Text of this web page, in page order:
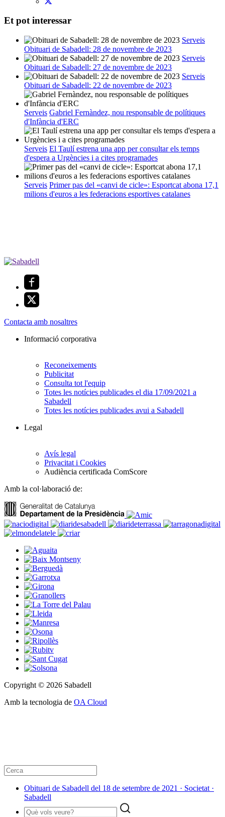
Et pot interessar
Serveis
Obituari de Sabadell: 28 de novembre de 2023
Serveis
Obituari de Sabadell: 27 de novembre de 2023
Serveis
Obituari de Sabadell: 22 de novembre de 2023
Serveis Gabriel Fernàndez, nou responsable de polítiques
d'Infància d'ERC
Serveis El Taulí estrena una app per consultar els temps
d'espera a Urgències i a cites programades
Serveis Primer pas del «canvi de cicle»: Esportcat abona 17,1
milions d'euros a les federacions esportives catalanes
Contacta amb nosaltres
Informació corporativa
Reconeixements
Publicitat
Consulta tot l'equip
Totes les notícies publicades el dia 17/09/2021 a
Sabadell
Totes les notícies publicades avui a Sabadell
Legal
Avís legal
Privacitat i Cookies
Audiència certificada ComScore
Amb la col·laboració de:
Copyright © 2026 Sabadell
Amb la tecnologia de OA Cloud
Obituari de Sabadell del 18 de setembre de 2021 · Societat ·
Sabadell